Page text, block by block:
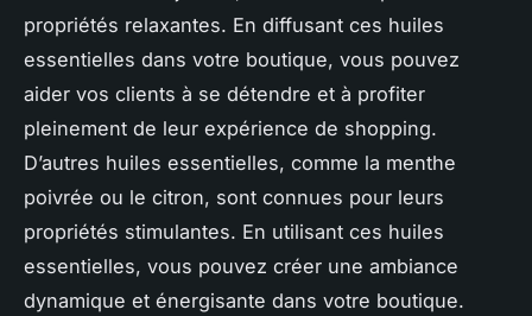
propriétés relaxantes. En diffusant ces huiles
essentielles dans votre boutique, vous pouvez
aider vos clients à se détendre et à profiter
pleinement de leur expérience de shopping.
D’autres huiles essentielles, comme la menthe
poivrée ou le citron, sont connues pour leurs
propriétés stimulantes. En utilisant ces huiles
essentielles, vous pouvez créer une ambiance
dynamique et énergisante dans votre boutique.